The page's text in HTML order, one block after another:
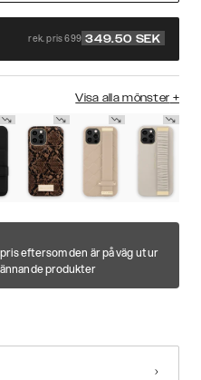
rek. pris 699 349.50 SEK
Visa alla mönster +
eftersom den är på väg ut ur
produkter